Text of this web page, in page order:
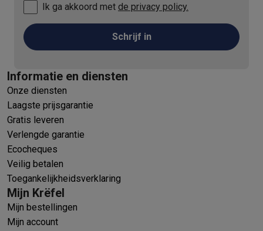
Ik ga akkoord met de privacy policy.
Schrijf in
Informatie en diensten
Onze diensten
Laagste prijsgarantie
Gratis leveren
Verlengde garantie
Ecocheques
Veilig betalen
Toegankelijkheidsverklaring
Mijn Krëfel
Mijn bestellingen
Mijn account